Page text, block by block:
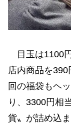
目玉は1100
店内商品を
回の福袋もヘ
り、3300円相
貨〟が詰め込